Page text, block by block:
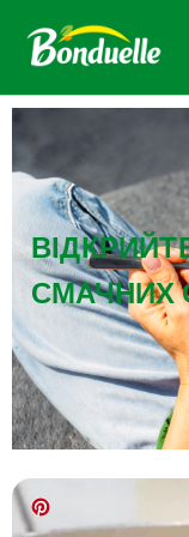
СМАЧНИХ